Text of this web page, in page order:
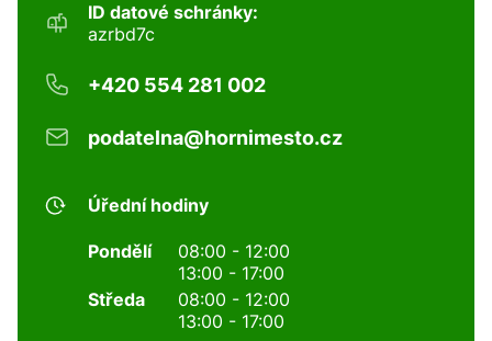
ID datové schránky:
azrbd7c
+420 554 281 002
podatelna@hornimesto.cz
Úřední hodiny
Pondělí
08:00 - 12:00
13:00 - 17:00
Středa
08:00 - 12:00
13:00 - 17:00